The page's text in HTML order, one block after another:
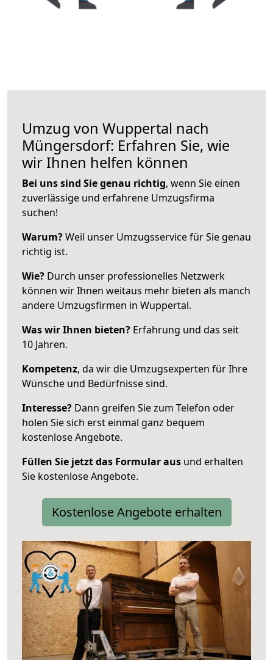
Umzug von Wuppertal nach
Müngersdorf: Erfahren Sie, wie
wir Ihnen helfen können
Bei uns sind Sie genau richtig, wenn Sie einen
zuverlässige und erfahrene Umzugsfirma
suchen!
Warum?Weil unser Umzugsservice für Sie genau
richtig ist.
Wie? Durch unser professionelles Netzwerk
können wir Ihnen weitaus mehr bieten als manch
andere Umzugsfirmen in Wuppertal.
Was wir Ihnen bieten? Erfahrung und das seit
10 Jahren.
Kompetenz, da wir die Umzugsexperten für Ihre
Wünsche und Bedürfnisse sind.
Interesse? Dann greifen Sie zum Telefon oder
holen Sie sich erst einmal ganz bequem
kostenlose Angebote.
Füllen Sie jetzt das Formular aus und erhalten
Sie kostenlose Angebote.
Kostenlose Angebote erhalten